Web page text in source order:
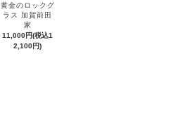
黄金のロックグ
ラス 加賀前田
家
11,000円(税込1
2,100円)